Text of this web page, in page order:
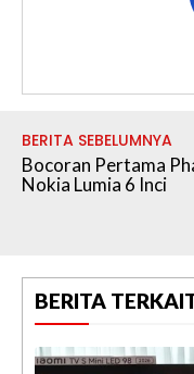
BERITA SEBELUMNYA
Bocoran Pertama
Nokia Lumia 6 Inci
BERITA